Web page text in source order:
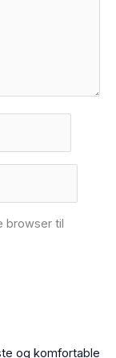
browser til